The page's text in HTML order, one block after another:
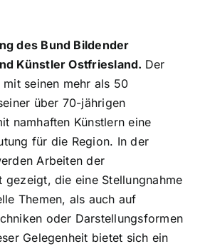
des Bund Bildender
Künstler Ostfriesland. Der
mit seinen mehr als 50
über 70-jährigen
namhaften Künstlern eine
für die Region. In der
Arbeiten der
gezeigt, die eine Stellungnahme
Themen, als auch auf
oder Darstellungsformen
Gelegenheit bietet sich ein